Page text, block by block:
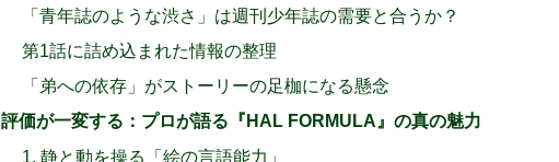
「青年誌のような渋さ」は週刊少年誌の需要と合うか？
第1話に詰め込まれた情報の整理
「弟への依存」がストーリーの足枷になる懸念
評価が一変する：プロが語る『HAL FORMULA』の真の魅力
1. 静と動を操る「絵の言語能力」